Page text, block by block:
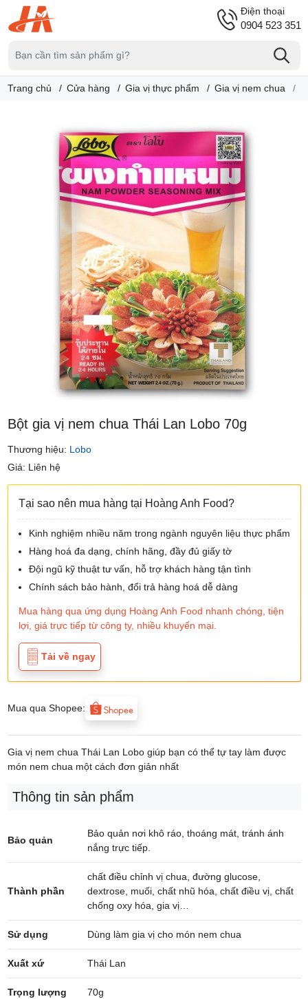
Điện thoại
0904 523 351
Trang chủ Cửa hàng Gia vị thực phẩm Gia vị nem chua
Bột gia vị nem chua Thái Lan Lobo 70g
Thương hiệu: Lobo
Giá: Liên hệ
Tại sao nên mua hàng tại Hoàng Anh Food?
Kinh nghiệm nhiều năm trong ngành nguyên liệu thực phẩm
Hàng hoá đa dạng, chính hãng, đầy đủ giấy tờ
Đội ngũ kỹ thuật tư vấn, hỗ trợ khách hàng tận tình
Chính sách bảo hành, đổi trả hàng hoá dễ dàng
Mua hàng qua ứng dụng Hoàng Anh Food nhanh chóng, tiện
lợi, giá trực tiếp từ công ty, nhiều khuyến mại.
Tải về ngay
Mua qua Shopee:
Gia vị nem chua Thái Lan Lobo giúp bạn có thể tự tay làm được
món nem chua một cách đơn giản nhất
Thông tin sản phẩm
Bảo quản
Bảo quản nơi khô ráo, thoáng mát, tránh ánh
nắng trực tiếp.
Thành phần
chất điều chỉnh vị chua, đường glucose,
dextrose, muối, chất nhũ hóa, chất điều vị, chất
chống oxy hóa, gia vị…
Sử dụng Dùng làm gia vị cho món nem chua
Xuất xứ Thái Lan
Trọng lượng 70g